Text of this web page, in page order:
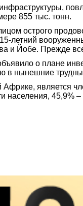
855 тыс. тонн.
острого
летний
и Йобе. Прежде
о плане
в нынешние
Африке, является
населения, 45,9%